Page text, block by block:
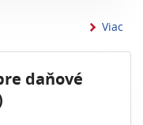
Viac
daňové